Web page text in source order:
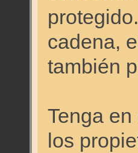
cadena,
también
Tenga
los